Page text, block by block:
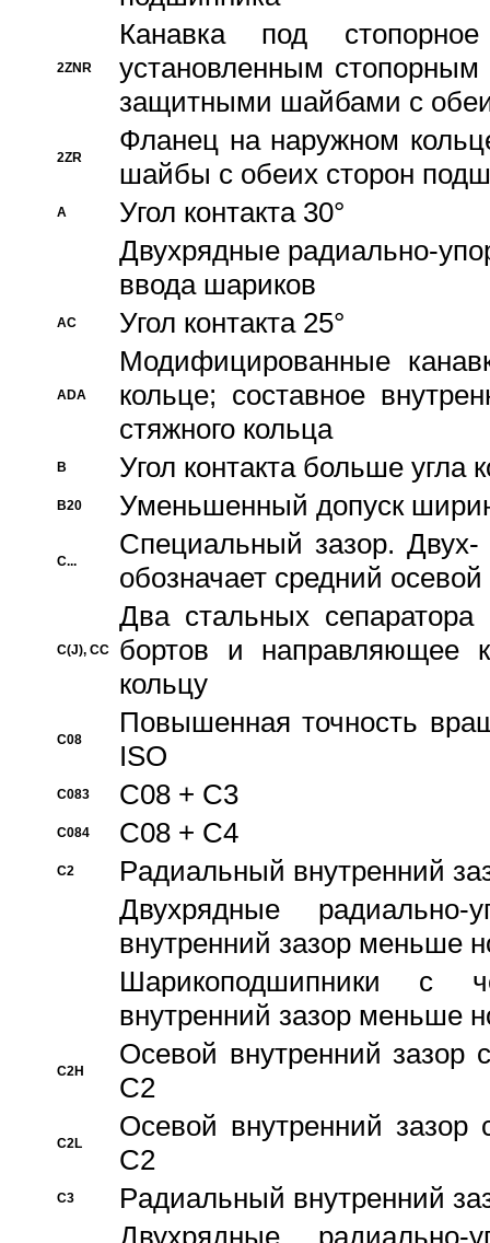
2ZNR
Канавка под
установленным
защитными шайбами с
2ZR
Фланец на наружном
шайбы с обеих сторон
A
Угол контакта 30°
Двухрядные радиально-
ввода шариков
AC Угол контакта 25°
ADA
Модифицированные
кольце; составное
стяжного кольца
B Угол контакта больше угла
B20 Уменьшенный допуск
C...
Специальный зазор.
обозначает средний
C(J), CC
Два стальных сепаратора
бортов и направляющее
кольцу
C08
Повышенная точность
ISO
C083 C08 + C3
C084 C08 + C4
C2
Pадиальный внутренний
Двухрядные радиально-
внутренний зазор меньше
Шарикоподшипники с
внутренний зазор меньше
C2H
Осевой внутренний зазор
C2
C2L
Осевой внутренний зазор
C2
C3
Pадиальный внутренний
Двухрядные